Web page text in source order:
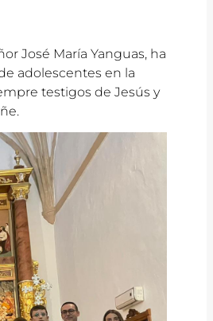
José María Yanguas, ha
adolescentes en la
testigos de Jesús y